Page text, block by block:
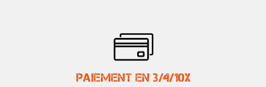
PAIEMENT EN 3/4/10X